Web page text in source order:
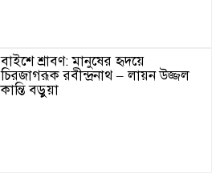
বাইশে শ্রাবণ: মানুষের হৃদয়ে
চিরজাগরূক রবীন্দ্রনাথ – লায়ন উজ্জল
কান্তি বড়ুয়া